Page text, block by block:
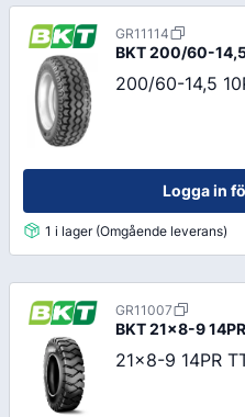
GR11114
BKT200/60-14,5
200/60-14,5
Logga in
1 i lager (Omgående leverans)
GR11007
BKT21x8-9
21x8-9 14PR